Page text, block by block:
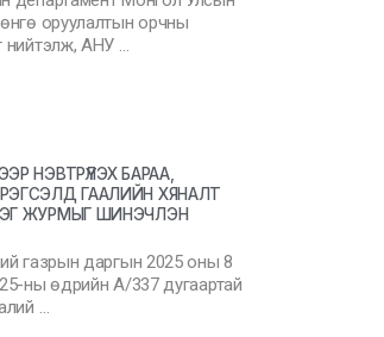
оруулалтын орчны
нийтэлж, АНУ …
НЭВТРҮҮЛЭХ БАРАА,
ГААЛИЙН ХЯНАЛТ
ЖУРМЫГ ШИНЭЧЛЭН
газрын даргын 2025 оны 8
ны өдрийн А/337 дугаартай
…